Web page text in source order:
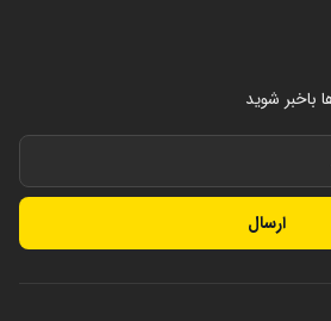
با‌خبر شوید
ارسال